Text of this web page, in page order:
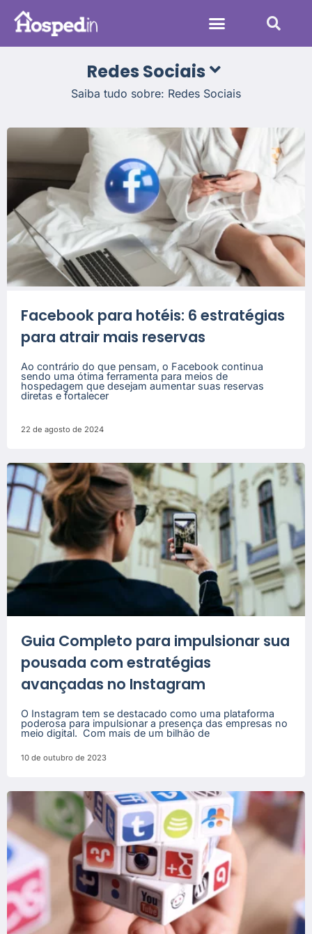
Redes Sociais
Saiba tudo sobre: Redes Sociais
Facebook para hotéis: 6 estratégias
para atrair mais reservas
Ao contrário do que pensam, o Facebook continua
sendo uma ótima ferramenta para meios de
hospedagem que desejam aumentar suas reservas
diretas e fortalecer
22 de agosto de 2024
Guia Completo para impulsionar sua
pousada com estratégias
avançadas no Instagram
O Instagram tem se destacado como uma plataforma
poderosa para impulsionar a presença das empresas no
meio digital. Com mais de um bilhão de
10 de outubro de 2023